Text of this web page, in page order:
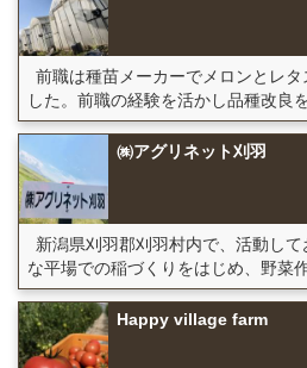
前職は種苗メーカーでメロンとレ
した。前職の経験を活かし品種改良
㈱アグリネット刈羽
新潟県刈羽郡刈羽村内で、活動し
な平場での稲づくりをはじめ、野菜作
Happy village farm